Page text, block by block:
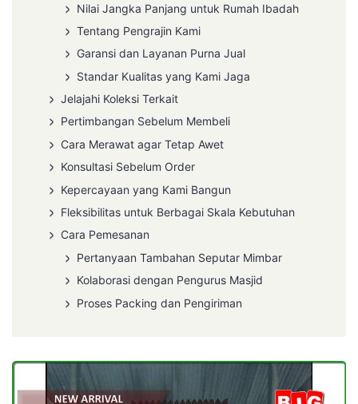
Nilai Jangka Panjang untuk Rumah Ibadah
Tentang Pengrajin Kami
Garansi dan Layanan Purna Jual
Standar Kualitas yang Kami Jaga
Jelajahi Koleksi Terkait
Pertimbangan Sebelum Membeli
Cara Merawat agar Tetap Awet
Konsultasi Sebelum Order
Kepercayaan yang Kami Bangun
Fleksibilitas untuk Berbagai Skala Kebutuhan
Cara Pemesanan
Pertanyaan Tambahan Seputar Mimbar
Kolaborasi dengan Pengurus Masjid
Proses Packing dan Pengiriman